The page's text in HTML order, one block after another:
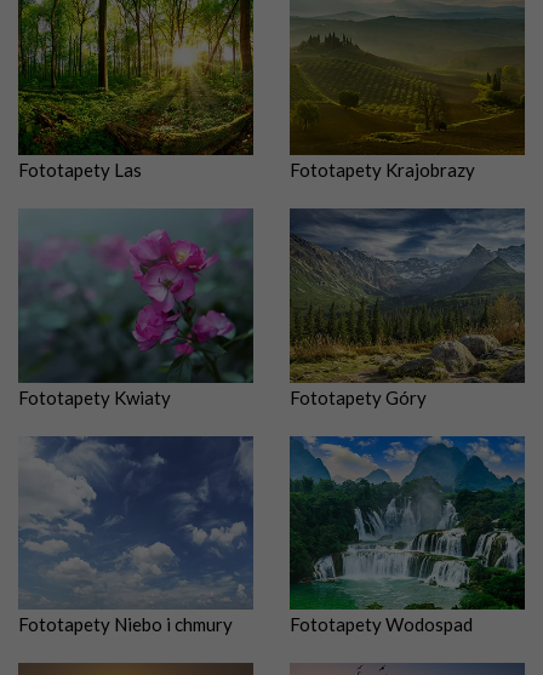
Fototapety Las Fototapety Krajobrazy
Fototapety Kwiaty Fototapety Góry
Fototapety Niebo i chmury Fototapety Wodospad